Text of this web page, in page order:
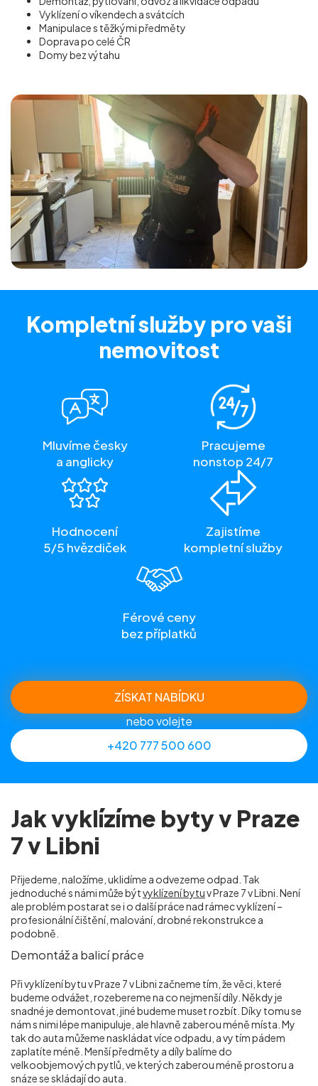
Vyklízení o víkendech a svátcích
Manipulace s těžkými předměty
Doprava po celé ČR
Domy bez výtahu
Kompletní služby pro vaši
nemovitost
Mluvíme česky
a anglicky
Pracujeme
nonstop 24/7
Hodnocení
5/5 hvězdiček
Zajistíme
kompletní služby
Férové ceny
bez příplatků
ZÍSKAT NABÍDKU
nebo volejte
+420 777 500 600
Jak vyklízíme byty v Praze
7 v Libni
Přijedeme, naložíme, uklidíme a odvezeme odpad. Tak
jednoduché s námi může býtvyklízení bytuv Praze 7 v Libni. Není
ale problém postarat se i o další práce nad rámec vyklízení –
profesionální čištění, malování, drobné rekonstrukce a
podobně.
Demontáž a balicí práce
Při vyklízení bytu v Praze 7 v Libni začneme tím, že věci, které
budeme odvážet, rozebereme na co nejmenší díly. Někdy je
snadné je demontovat, jiné budeme muset rozbít. Díky tomu se
nám s nimi lépe manipuluje, ale hlavně zaberou méně místa. My
tak do auta můžeme naskládat více odpadu, a vy tím pádem
zaplatíte méně. Menší předměty a díly balíme do
velkoobjemových pytlů, ve kterých zaberou méně prostoru a
snáze se skládají do auta.